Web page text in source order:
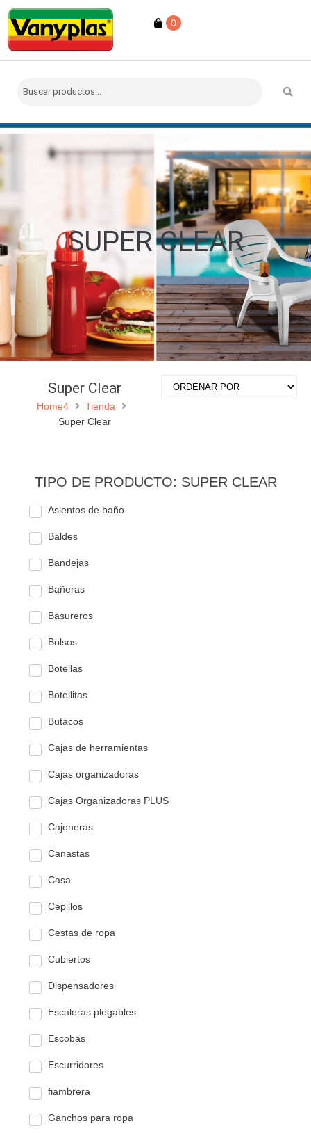
0
SUPER CLEAR
Super Clear
Home4
Tienda
Super Clear
TIPO DE PRODUCTO: SUPER CLEAR
Asientos de baño
Baldes
Bandejas
Bañeras
Basureros
Bolsos
Botellas
Botellitas
Butacos
Cajas de herramientas
Cajas organizadoras
Cajas Organizadoras PLUS
Cajoneras
Canastas
Casa
Cepillos
Cestas de ropa
Cubiertos
Dispensadores
Escaleras plegables
Escobas
Escurridores
fiambrera
Ganchos para ropa